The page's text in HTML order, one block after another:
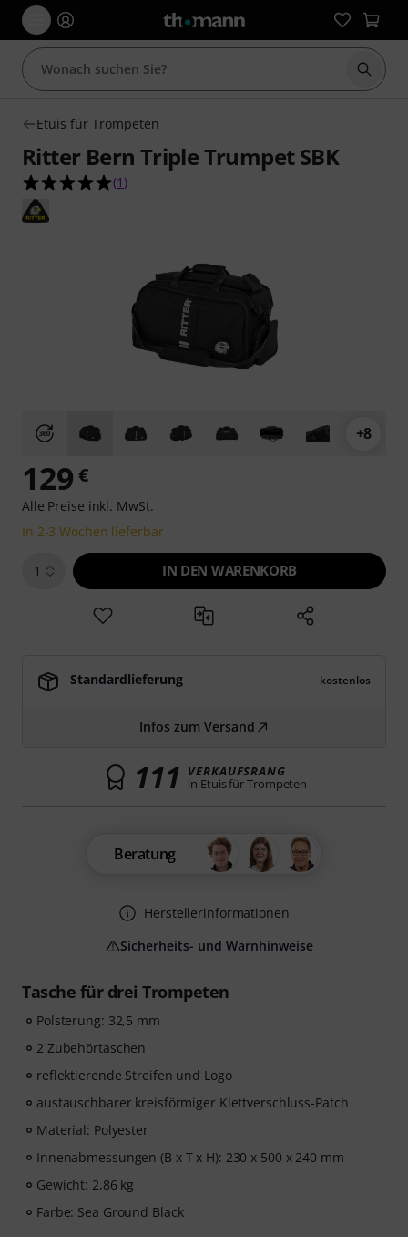
Suche
Etuis für Trompeten
Ritter Bern Triple Trumpet SBK
5.0 von 5 Sternen aus 1 Kundenbewertungen
(1 )
+8
Tasche für drei Trompeten
Polsterung: 32,5 mm
2 Zubehörtaschen
reflektierende Streifen und Logo
austauschbarer kreisförmiger Klettverschluss-Patch
Material: Polyester
Innenabmessungen (B x T x H): 230 x 500 x 240 mm
Gewicht: 2,86 kg
Farbe: Sea Ground Black
129 €
Alle Preise inkl. MwSt.
In 2-3 Wochen lieferbar
1 IN DEN WARENKORB
Standardlieferung kostenlos
Infos zum Versand
111 VERKAUFSRANG
in Etuis für Trompeten
Beratung
Herstellerinformationen
Sicherheits- und Warnhinweise